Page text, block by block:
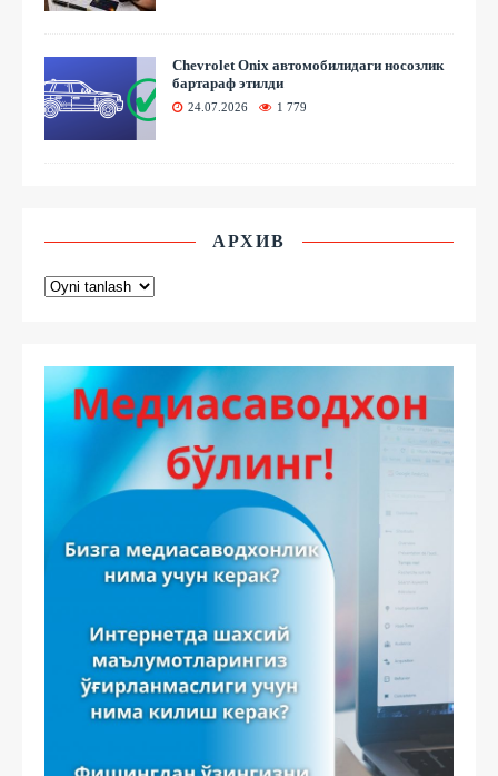
Chevrolet Onix автомобилидаги носозлик
бартараф этилди
24.07.2026 1 779
АРХИВ